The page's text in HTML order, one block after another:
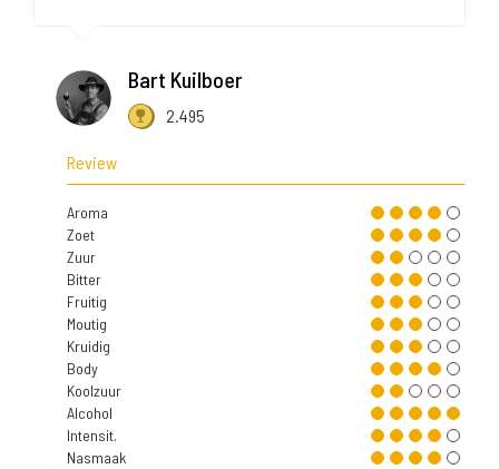
Bart Kuilboer
2.495
Review
Aroma
Zoet
Zuur
Bitter
Fruitig
Moutig
Kruidig
Body
Koolzuur
Alcohol
Intensit.
Nasmaak